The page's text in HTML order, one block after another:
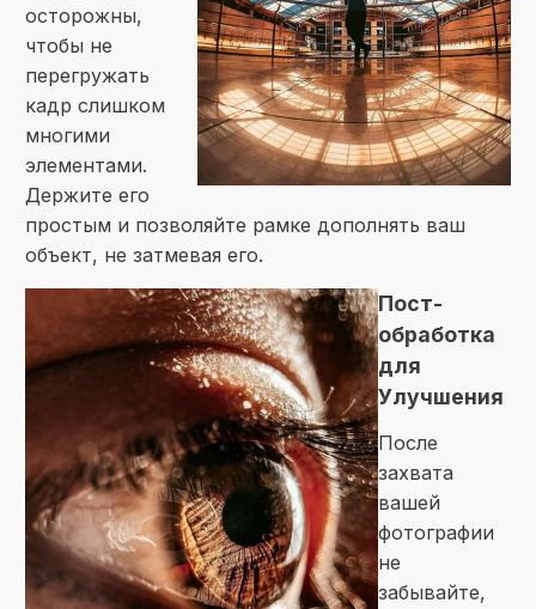
осторожны,
чтобы не
перегружать
кадр слишком
многими
элементами.
Держите его
простым и позволяйте рамке дополнять ваш
объект, не затмевая его.
Пост-
обработка
для
Улучшения
После
захвата
вашей
фотографии
не
забывайте,